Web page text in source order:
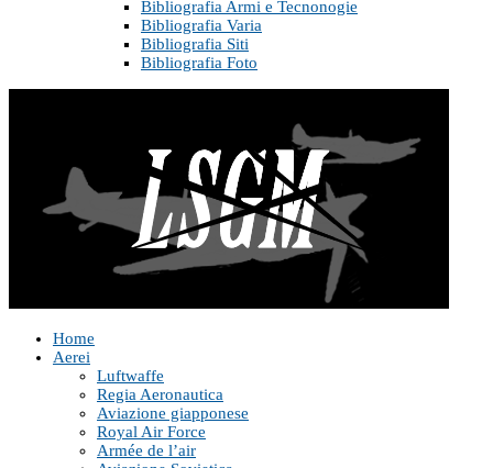
Bibliografia Armi e Tecnonogie
Bibliografia Varia
Bibliografia Siti
Bibliografia Foto
Home
Aerei
Luftwaffe
Regia Aeronautica
Aviazione giapponese
Royal Air Force
Armée de l’air